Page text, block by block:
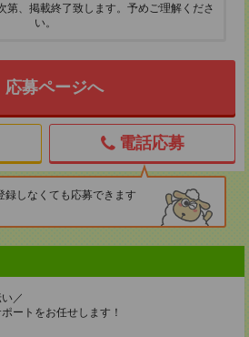
第、掲載終了致します。予めご理解くださ
い。
応募ページへ
電話応募
録しなくても応募できます
／
ートをお任せします！